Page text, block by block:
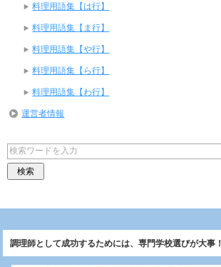
料理用語集【は行】
料理用語集【ま行】
料理用語集【や行】
料理用語集【ら行】
料理用語集【わ行】
運営者情報
調理師として成功するためには、専門学校選びが大事！